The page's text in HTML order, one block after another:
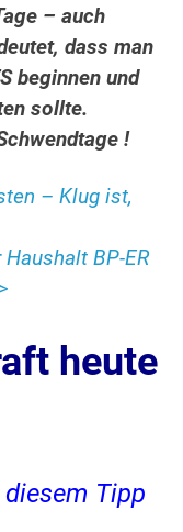
– auch
dass man
beginnen und
sollte.
!
– Klug ist,
Haushalt BP-ER
heute
Tipp